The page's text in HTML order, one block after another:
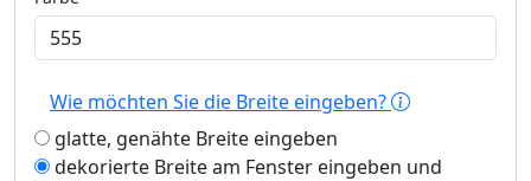
Wie möchten Sie die Breite eingeben?
glatte, genähte Breite eingeben
dekorierte Breite am Fenster eingeben und